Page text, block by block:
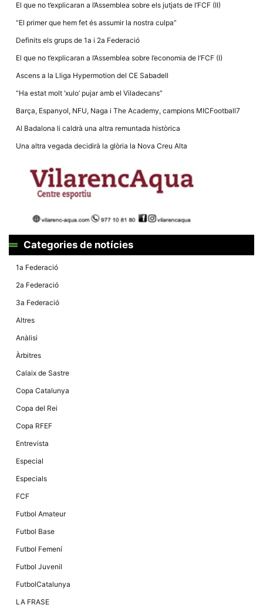
El que no t’explicaran a l’Assemblea sobre els jutjats de l’FCF (II)
“El primer que hem fet és assumir la nostra culpa”
Definits els grups de 1a i 2a Federació
El que no t’explicaran a l’Assemblea sobre l’economia de l’FCF (I)
Ascens a la Lliga Hypermotion del CE Sabadell
“Ha estat molt ‘xulo’ pujar amb el Viladecans”
Barça, Espanyol, NFU, Naga i The Academy, campions MICFootball7
Al Badalona li caldrà una altra remuntada històrica
Una altra vegada decidirà la glòria la Nova Creu Alta
Categories de notícies
1a Federació
2a Federació
3a Federació
Altres
Anàlisi
Àrbitres
Calaix de Sastre
Copa Catalunya
Copa del Rei
Copa RFEF
Entrevista
Especial
Especials
FCF
Futbol Amateur
Futbol Base
Futbol Femení
Futbol Juvenil
FutbolCatalunya
LA FRASE